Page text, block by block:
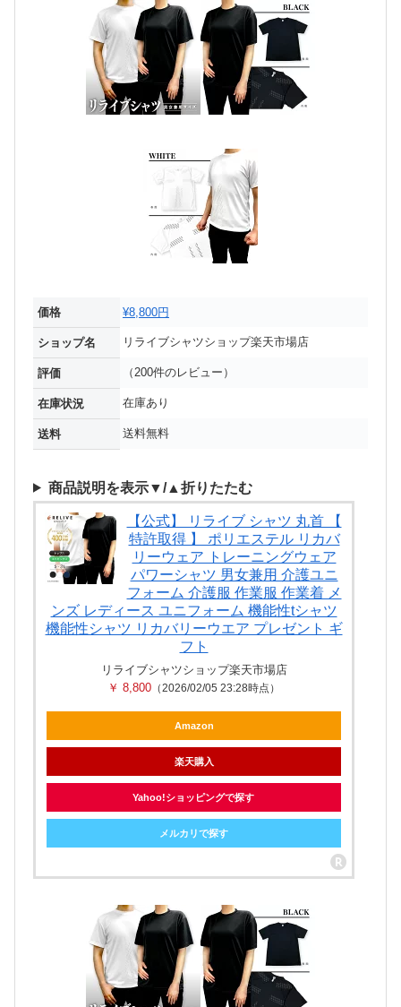
価格 ¥8,800円
ショップ名 リライブシャツショップ楽天市場店
評価 （200件のレビュー）
在庫状況 在庫あり
送料 送料無料
商品説明を表示▼/▲折りたたむ
【公式】 リライブ シャツ 丸首 【
特許取得 】 ポリエステル リカバ
リーウェア トレーニングウェア
パワーシャツ 男女兼用 介護ユニ
フォーム 介護服 作業服 作業着 メ
ンズ レディース ユニフォーム 機能性tシャツ
機能性シャツ リカバリーウエア プレゼント ギ
フト
リライブシャツショップ楽天市場店
￥ 8,800 （2026/02/05 23:28時点）
Amazon
楽天購入
Yahoo!ショッピングで探す
メルカリで探す